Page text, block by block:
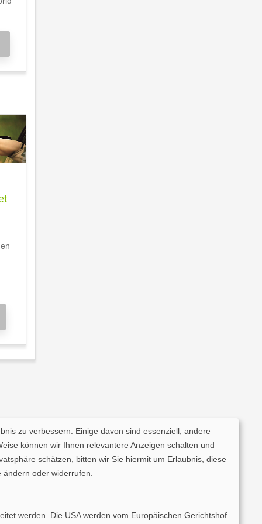
zu verbessern. Einige davon sind essenziell, andere
können wir Ihnen relevantere Anzeigen schalten und
schätzen, bitten wir Sie hiermit um Erlaubnis, diese
oder widerrufen.
werden. Die USA werden vom Europäischen Gerichtshof